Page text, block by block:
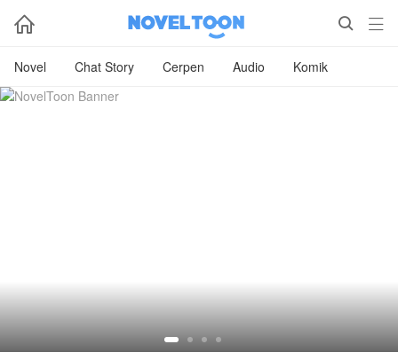
  
Novel Chat Story Cerpen Audio Komik